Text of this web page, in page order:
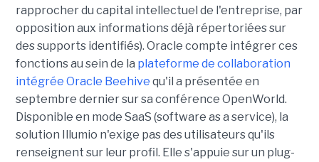
rapprocher du capital intellectuel de l'entreprise, par
opposition aux informations déjà répertoriées sur
des supports identifiés). Oracle compte intégrer ces
fonctions au sein de la plateforme de collaboration
intégrée Oracle Beehive qu'il a présentée en
septembre dernier sur sa conférence OpenWorld.
Disponible en mode SaaS (software as a service), la
solution Illumio n'exige pas des utilisateurs qu'ils
renseignent sur leur profil. Elle s'appuie sur un plug-